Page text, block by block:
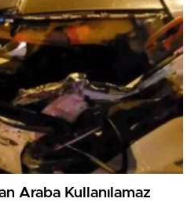
Araba Kullanılamaz